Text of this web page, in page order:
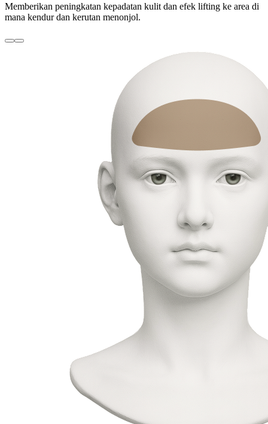
Memberikan peningkatan kepadatan kulit dan efek lifting ke area di
mana kendur dan kerutan menonjol.